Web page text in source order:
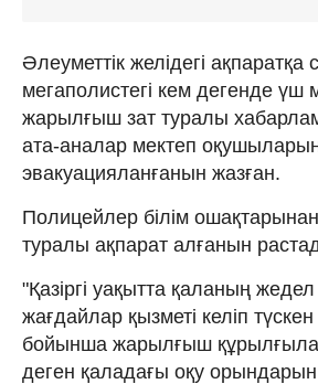
Әлеуметтік желідегі ақпаратқа
мегаполистегі кем дегенде үш
жарылғыш зат туралы
ата-аналар мектеп
эвакуацияланғанын жазған.
Полицейлер білім
туралы ақпарат алғанын
"Қазіргі уақытта қаланың
жағдайлар қызметі келіп
бойынша жарылғыш
деген қаладағы оқу орындарын